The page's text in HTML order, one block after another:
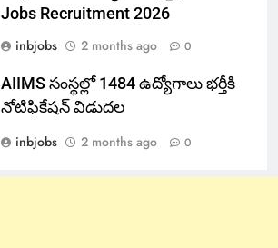
Jobs Recruitment 2026
inbjobs
2 months ago 0
AIIMS సంస్థల్లో 1484 ఉద్యోగాలు భర్తీకి
నోటిఫికేషన్ విడుదల
inbjobs
2 months ago 0